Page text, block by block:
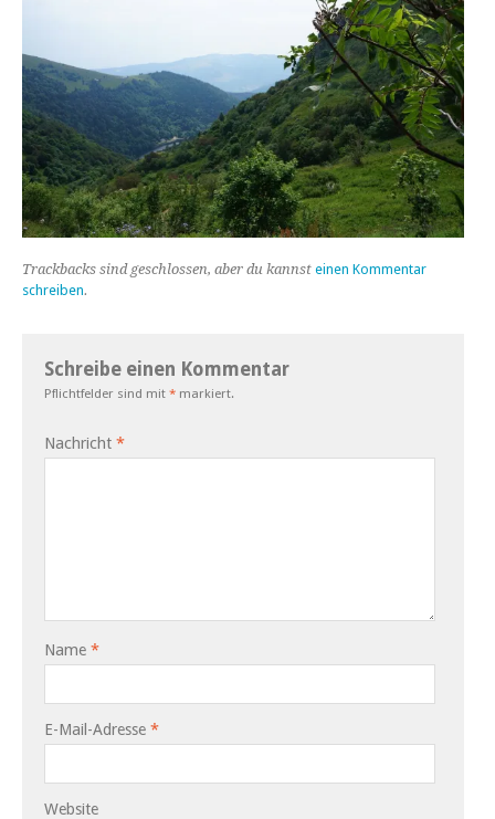
Trackbacks sind geschlossen, aber du kannst einen Kommentar
schreiben.
Schreibe einen Kommentar
Pflichtfelder sind mit * markiert.
Nachricht *
Name *
E-Mail-Adresse *
Website